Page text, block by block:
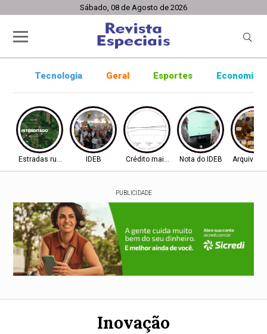
Sábado, 08 de Agosto de 2026
Tecnologia Geral Esportes Economia
Estradas rurais IDEB Crédito mais difícilNota do IDEB Arquivo
PUBLICIDADE
Inovação